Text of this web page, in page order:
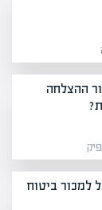
ההצלחה
למכור ביטוח